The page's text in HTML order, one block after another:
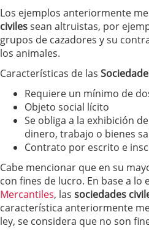
Los ejemplos anteriormente
civilessean altruistas, por
grupos de cazadores y su
los animales.
Características de las
Requiere un mínimo de
Objeto social lícito
Se obliga a la exhibición
dinero, trabajo o bienes
Contrato por escrito e
Cabe mencionar que en su
con fines de lucro. En base a lo
Mercantiles, las sociedades
característica anteriormente
ley, se considera que no son